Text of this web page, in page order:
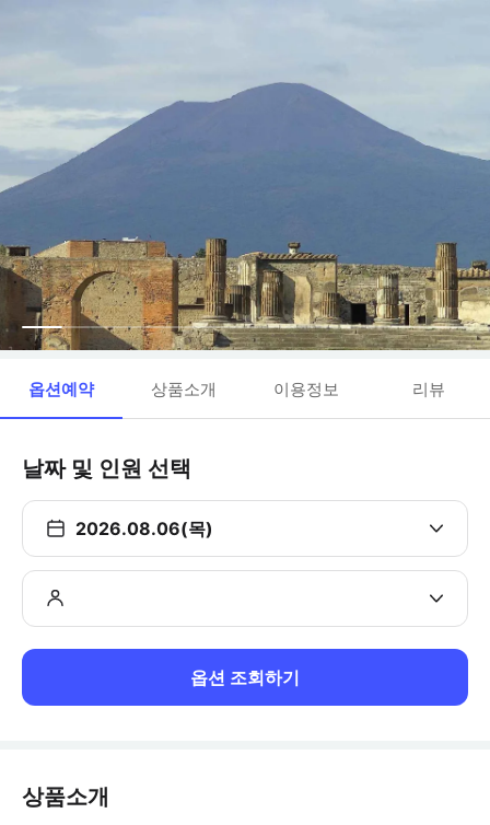
옵션예약 상품소개 이용정보 리뷰
날짜 및 인원 선택
2026.08.06(목)
옵션 조회하기
상품소개